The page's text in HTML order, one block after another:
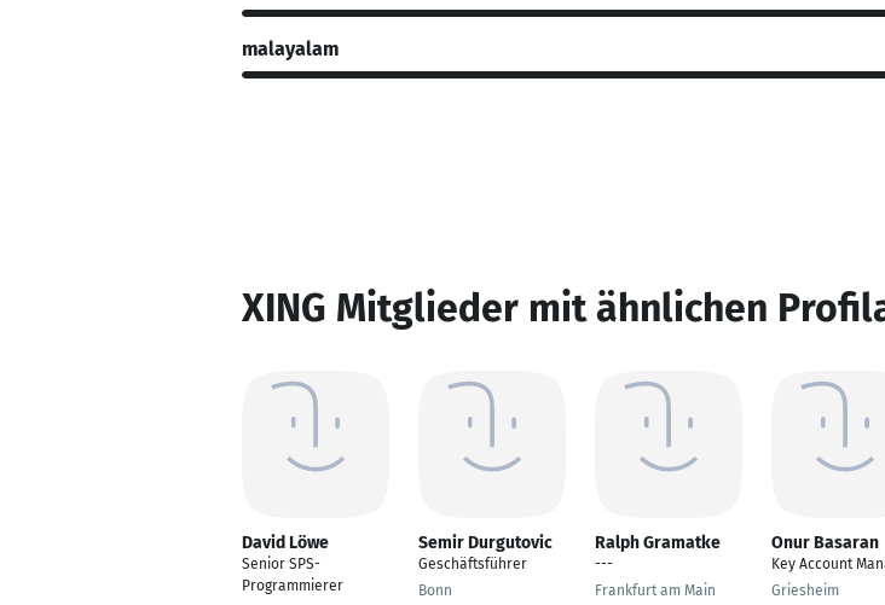
malayalam
XING Mitglieder mit ähnlichen
David Löwe
Senior SPS-
Programmierer
Semir Durgutovic
Geschäftsführer
Bonn
Ralph Gramatke
---
Frankfurt am Main
Onur Basaran
Key Account
Griesheim